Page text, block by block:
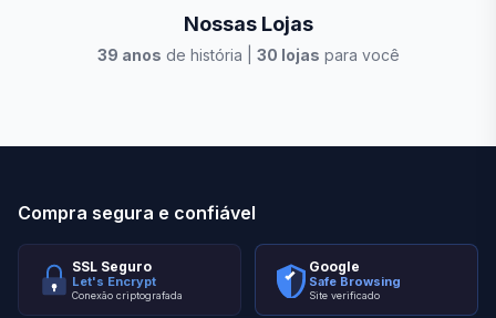
Nossas Lojas
39 anos de história | 30 lojas para você
Compra segura e confiável
SSL Seguro
Let's Encrypt
Conexão criptografada
Google
Safe Browsing
Site verificado